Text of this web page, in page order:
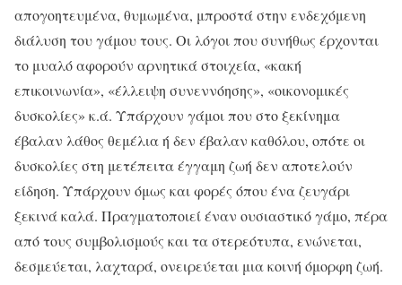
απογοητευμένα, θυμωμένα, μπροστά στην ενδεχόμενη
διάλυση του γάμου τους. Οι λόγοι που συνήθως έρχονται
το μυαλό αφορούν αρνητικά στοιχεία, «κακή
επικοινωνία», «έλλειψη συνεννόησης», «οικονομικές
δυσκολίες» κ.ά. Υπάρχουν γάμοι που στο ξεκίνημα
έβαλαν λάθος θεμέλια ή δεν έβαλαν καθόλου, οπότε οι
δυσκολίες στη μετέπειτα έγγαμη ζωή δεν αποτελούν
είδηση. Υπάρχουν όμως και φορές όπου ένα ζευγάρι
ξεκινά καλά. Πραγματοποιεί έναν ουσιαστικό γάμο, πέρα
από τους συμβολισμούς και τα στερεότυπα, ενώνεται,
δεσμεύεται, λαχταρά, ονειρεύεται μια κοινή όμορφη ζωή.